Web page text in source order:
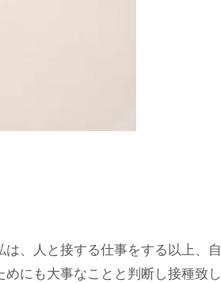
、人と接する仕事をする以上、自
にも大事なことと判断し接種致し